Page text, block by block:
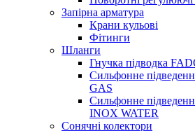
Запірна арматура
Крани кульові
Фітинги
Шланги
Гнучка підводка
Сильфонне
GAS
Сильфонне
INOX WATER
Сонячні колектори